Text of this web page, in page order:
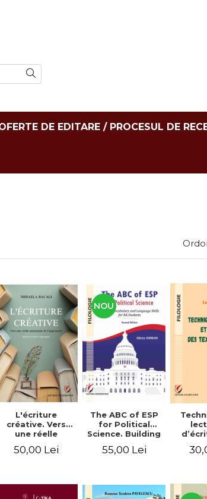
DE EDITARE / PROCESUL DE
L'écriture
créative. Vers
une réelle
autonomie de
l'apprenant, Éd.
50,00 Lei
NOU
The ABC of ESP
for Political
Science. Building
vocabulary and
language skills
55,00 Lei